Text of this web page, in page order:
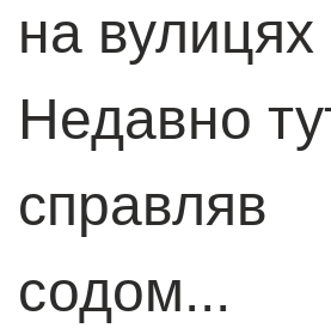
на
Недавно
содом...